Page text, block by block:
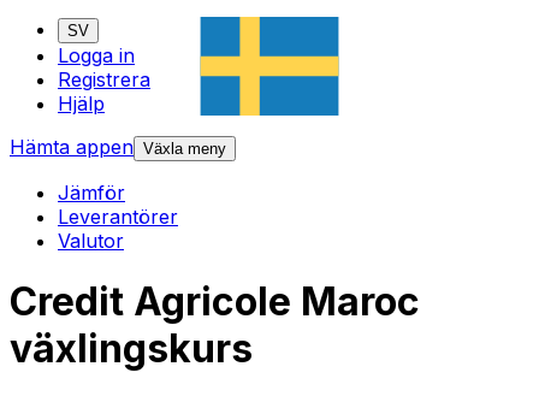
SV
Logga in
Registrera
Hjälp
Hämta appen Växla meny
Jämför
Leverantörer
Valutor
Credit Agricole Maroc
växlingskurs